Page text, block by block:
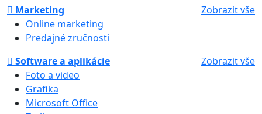
Marketing
Zobrazit vše
Online marketing
Predajné zručnosti
Software a aplikácie
Zobrazit vše
Foto a video
Grafika
Microsoft Office